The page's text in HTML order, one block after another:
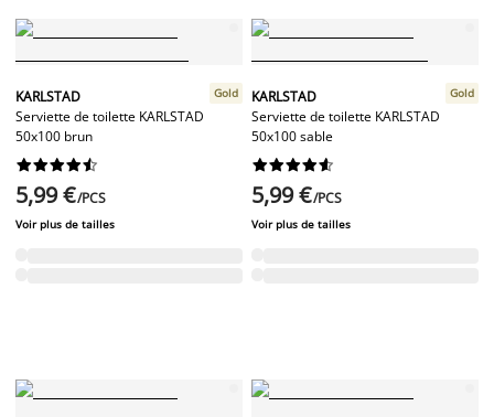
KARLSTAD
Serviette de toilette KARLSTAD
50x100 brun
Gold






5,99 €/PCS
Voir plus de tailles
KARLSTAD
Serviette de toilette KARLSTAD
50x100 sable
Gold






5,99 €/PCS
Voir plus de tailles